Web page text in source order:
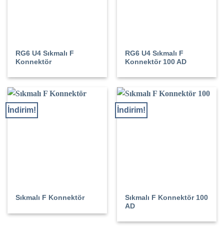
RG6 U4 Sıkmalı F
Konnektör
RG6 U4 Sıkmalı F
Konnektör 100 AD
İndirim!
Sıkmalı F Konnektör
İndirim!
Sıkmalı F Konnektör 100
AD